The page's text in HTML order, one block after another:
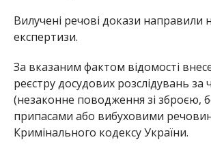
Вилучені речові докази направили
експертизи.
За вказаним фактом відомості
реєстру досудових розслідувань за
(незаконне поводження зі зброєю,
припасами або вибуховими
Кримінального кодексу України.